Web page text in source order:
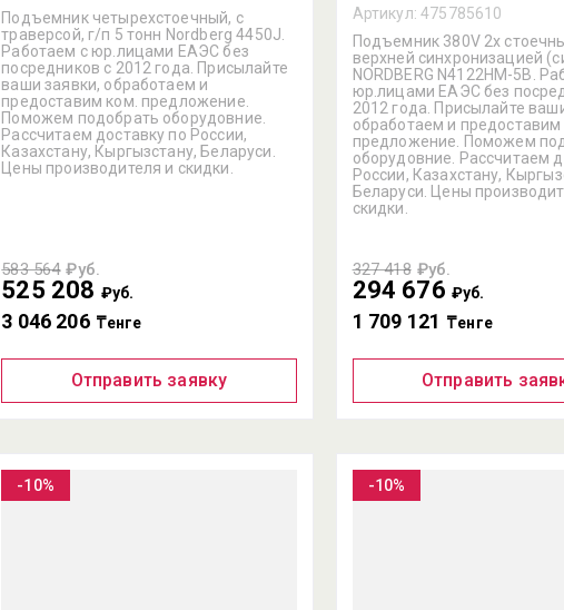
Подъемник четырехстоечный, c
траверсой, г/п 5 тонн Nordberg 4450J.
Работаем с юр.лицами ЕАЭС без
посредников с 2012 года. Присылайте
ваши заявки, обработаем и
предоставим ком. предложение.
Поможем подобрать оборудовние.
Рассчитаем доставку по России,
Казахстану, Кыргызстану, Беларуси.
Цены производителя и скидки.
583 564 ₽уб.
525 208 ₽уб.
3 046 206 ₸енге
Отправить заявку
Артикул: 475785610
Подъемник 380V 2х
верхней синхронизацией
NORDBERG N4122HM-5B.
юр.лицами ЕАЭС без
2012 года. Присылайте
обработаем и предоставим
предложение. Поможем
оборудовние. Рассчитаем
России, Казахстану,
Беларуси. Цены
скидки.
327 418 ₽уб.
294 676 ₽уб.
1 709 121 ₸енге
Отправить
-10% -10%